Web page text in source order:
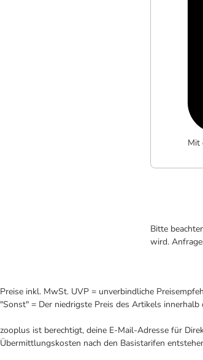
Mit
Bitte
wird.
Preise inkl. MwSt. UVP = unverbindliche
"Sonst" = Der niedrigste Preis des Artikels innerhalb
zooplus ist berechtigt, deine E-Mail-Adresse für
Übermittlungskosten nach den Basistarifen